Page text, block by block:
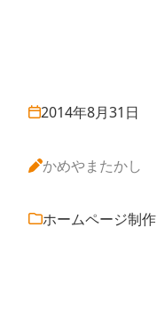
2014年8月31日
かめやまたかし
ホームページ制作